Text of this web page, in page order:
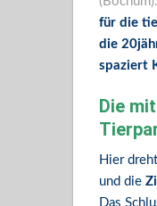
für die
die
spaziert
Die
Hier
und die
Das